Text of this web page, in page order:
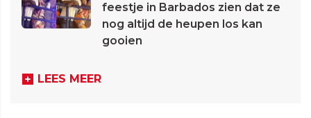
feestje in Barbados zien dat ze
nog altijd de heupen los kan
gooien
LEES MEER